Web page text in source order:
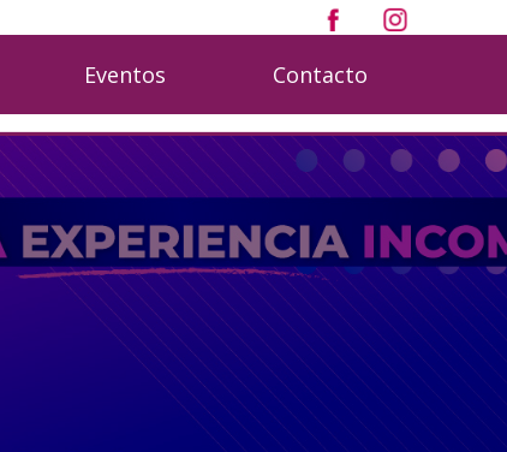
Eventos Contacto